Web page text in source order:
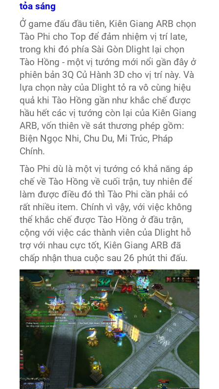
tỏa sáng
Ở game đấu đầu tiên, Kiên Giang ARB chọn
Tào Phi cho Top để đảm nhiệm vị trí late,
trong khi đó phía Sài Gòn Dlight lại chọn
Tào Hồng - một vị tướng mới nổi gần đây ở
phiên bản 3Q Củ Hành 3D cho vị trí này. Và
lựa chọn này của Dlight tỏ ra vô cùng hiệu
quả khi Tào Hồng gần như khắc chế được
hầu hết các vị tướng còn lại của Kiên Giang
ARB, vốn thiên về sát thương phép gồm:
Biện Ngọc Nhi, Chu Du, Mi Trúc, Pháp
Chính.
Tào Phi dù là một vị tướng có khả năng áp
chế về Tào Hồng về cuối trận, tuy nhiên để
làm được điều đó thì Tào Phi cần phải có
rất nhiều item. Chính vì vậy, với việc không
thể khắc chế được Tào Hồng ở đầu trận,
cộng với việc các thành viên của Dlight hỗ
trợ với nhau cực tốt, Kiên Giang ARB đã
chấp nhận thua cuộc sau 26 phút thi đấu.